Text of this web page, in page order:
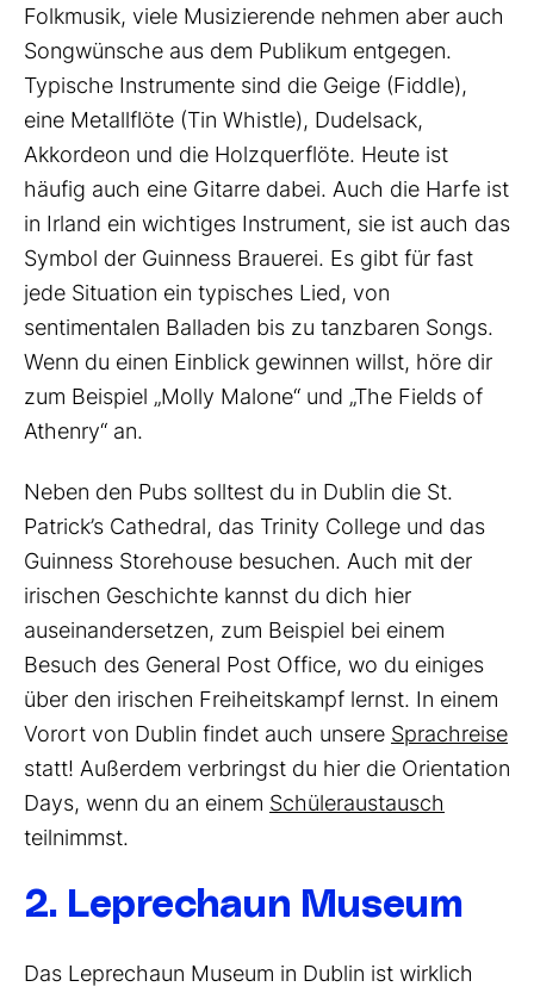
Folkmusik, viele Musizierende nehmen aber auch
Songwünsche aus dem Publikum entgegen.
Typische Instrumente sind die Geige (Fiddle),
eine Metallflöte (Tin Whistle), Dudelsack,
Akkordeon und die Holzquerflöte. Heute ist
häufig auch eine Gitarre dabei. Auch die Harfe ist
in Irland ein wichtiges Instrument, sie ist auch das
Symbol der Guinness Brauerei. Es gibt für fast
jede Situation ein typisches Lied, von
sentimentalen Balladen bis zu tanzbaren Songs.
Wenn du einen Einblick gewinnen willst, höre dir
zum Beispiel „Molly Malone“ und „The Fields of
Athenry“ an.
Neben den Pubs solltest du in Dublin die St.
Patrick’s Cathedral, das Trinity College und das
Guinness Storehouse besuchen. Auch mit der
irischen Geschichte kannst du dich hier
auseinandersetzen, zum Beispiel bei einem
Besuch des General Post Office, wo du einiges
über den irischen Freiheitskampf lernst. In einem
Vorort von Dublin findet auch unsere Sprachreise
statt! Außerdem verbringst du hier die Orientation
Days, wenn du an einem Schüleraustausch
teilnimmst.
2. Leprechaun Museum
Das Leprechaun Museum in Dublin ist wirklich